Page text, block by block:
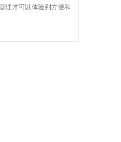
理才可以体验到方便和